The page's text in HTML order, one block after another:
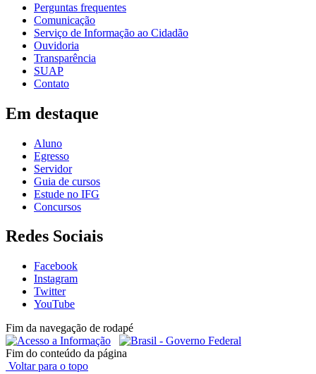
Perguntas frequentes
Comunicação
Serviço de Informação ao Cidadão
Ouvidoria
Transparência
SUAP
Contato
Em destaque
Aluno
Egresso
Servidor
Guia de cursos
Estude no IFG
Concursos
Redes Sociais
Facebook
Instagram
Twitter
YouTube
Fim da navegação de rodapé
Fim do conteúdo da página
Voltar para o topo